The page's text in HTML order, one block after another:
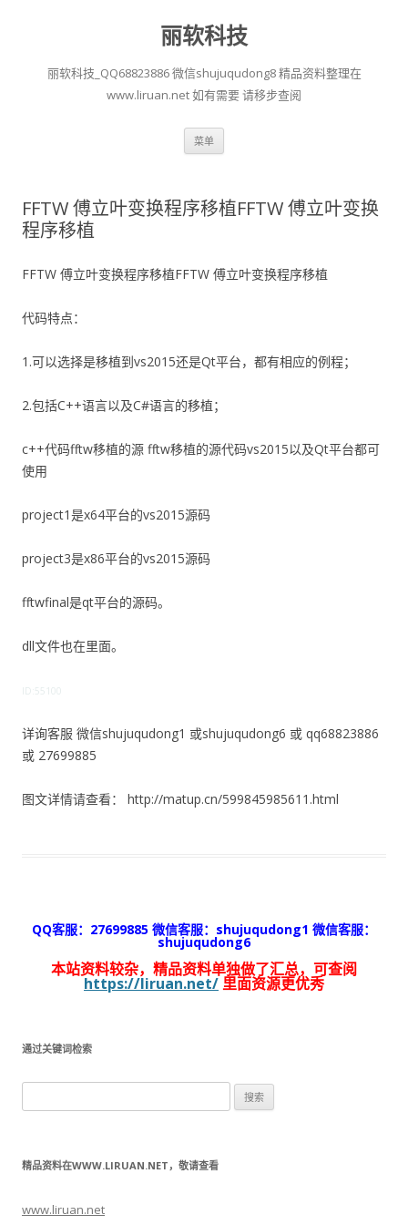
丽软科技
丽软科技_QQ68823886 微信shujuqudong8 精品资料整理在
www.liruan.net 如有需要 请移步查阅
菜单
FFTW 傅立叶变换程序移植FFTW 傅立叶变换
程序移植
FFTW 傅立叶变换程序移植FFTW 傅立叶变换程序移植
代码特点：
1.可以选择是移植到vs2015还是Qt平台，都有相应的例程；
2.包括C++语言以及C#语言的移植；
c++代码fftw移植的源 fftw移植的源代码vs2015以及Qt平台都可
使用
project1是x64平台的vs2015源码
project3是x86平台的vs2015源码
fftwfinal是qt平台的源码。
dll文件也在里面。
ID:55100
详询客服 微信shujuqudong1 或shujuqudong6 或 qq68823886
或 27699885
图文详情请查看： http://matup.cn/599845985611.html
QQ客服：27699885 微信客服：shujuqudong1 微信客服：
shujuqudong6
本站资料较杂，精品资料单独做了汇总，可查阅
https://liruan.net/ 里面资源更优秀
通过关键词检索
索：
精品资料在WWW.LIRUAN.NET，敬请查看
www.liruan.net